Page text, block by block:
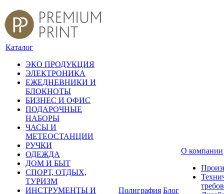
Каталог
ЭКО ПРОДУКЦИЯ
ЭЛЕКТРОНИКА
ЕЖЕДНЕВНИКИ И
БЛОКНОТЫ
БИЗНЕС И ОФИС
ПОДАРОЧНЫЕ
НАБОРЫ
ЧАСЫ И
МЕТЕОСТАНЦИИ
РУЧКИ
ОДЕЖДА
ДОМ И БЫТ
СПОРТ, ОТДЫХ,
ТУРИЗМ
ИНСТРУМЕНТЫ И
Полиграфия Блог
О компании